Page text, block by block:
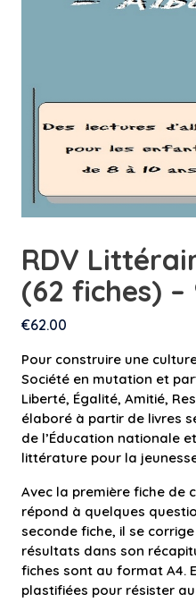
RDV
(62 fiches) –
€62.00
Pour construire une
Société en mutation et
Liberté, Égalité, Amitié,
élaboré à partir de livres
de l’Éducation nationale
littérature pour la
Avec la première fiche de
répond à quelques
seconde fiche, il se
résultats dans son
fiches sont au format A4.
plastifiées pour résister